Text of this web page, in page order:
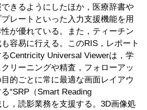
きるようにしたほか，医療辞書や
レートといった入力支援機能を用
が優れている。また，ティーチン
容易に行える。このRIS，レポート
Centricity Universal Viewerは，学
リーニングや精査，フォローアッ
的ごとに常に最適な画面レイアウ
“SRP（Smart Reading
，読影業務を支援する。3D画像処